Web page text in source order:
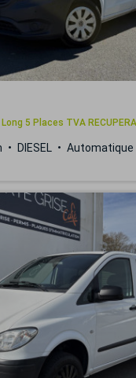
5 Places TVA
DIESEL Automatique